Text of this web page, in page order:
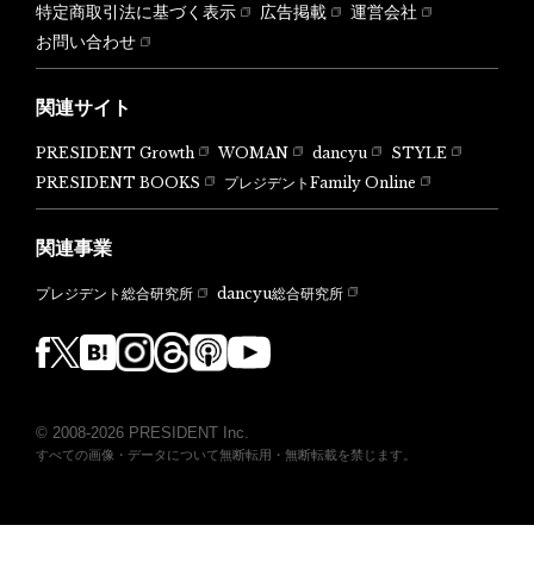
特定商取引法に基づく表示
広告掲載
運営会社
お問い合わせ
関連サイト
PRESIDENT Growth WOMAN dancyu
STYLE
PRESIDENT BOOKS
プレジデントFamily Online
関連事業
プレジデント総合研究所 dancyu総合研究所
© 2008-2026 PRESIDENT Inc.
すべての画像・データについて無断転用・無断転載を禁じます。